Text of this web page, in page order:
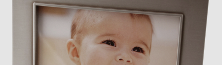
PRESENTTIPS
BRÖLLOPSPRESENT 2026
STUDENTPRESENT 2026